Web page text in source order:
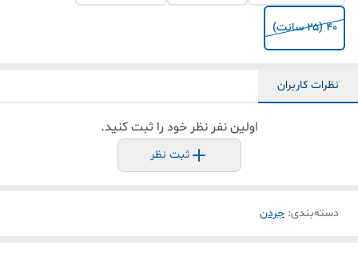
۴۰ (۲۵ سانت)
نظرات کاربران
اولین نفر نظر خود را ثبت کنید.
ثبت نظر
دسته‌بندی: جردن